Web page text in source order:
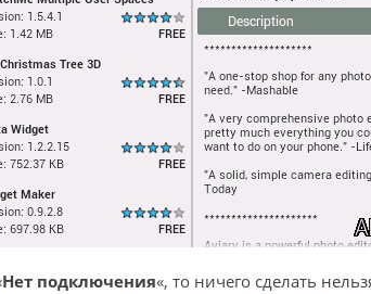
Нет подключения«, то ничего сделать